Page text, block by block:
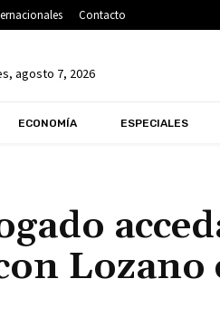
Contacto
agosto 7, 2026
ECONOMÍA ESPECIALES
Lozano